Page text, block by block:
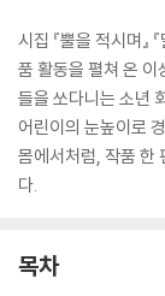
시집 『뿔을 적시며』
품 활동을 펼쳐 온
들을 쏘다니는 소년
어린이의 눈높이로
몸에서처럼, 작품 한
다.
목차